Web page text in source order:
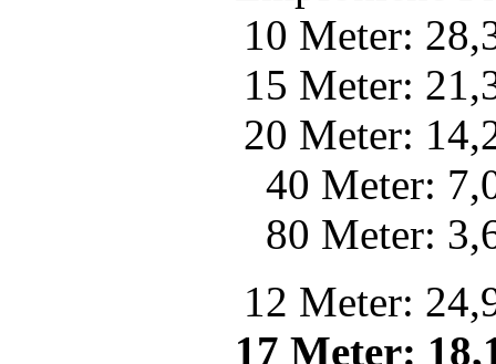
10 Meter:
15 Meter:
20 Meter:
40 Meter:
80 Meter:
12 Meter:
17 Meter: